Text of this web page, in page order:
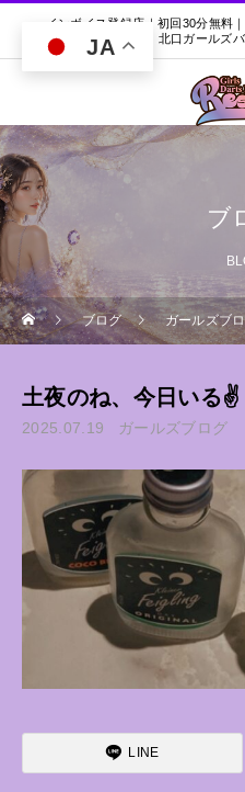
インボイス登録店｜初回30分無料
口・北口ガールズ
ブ
ブログ ガールズブ
土夜のね、今日いる✌️
2025.07.19 ガールズブログ
LINE
JA